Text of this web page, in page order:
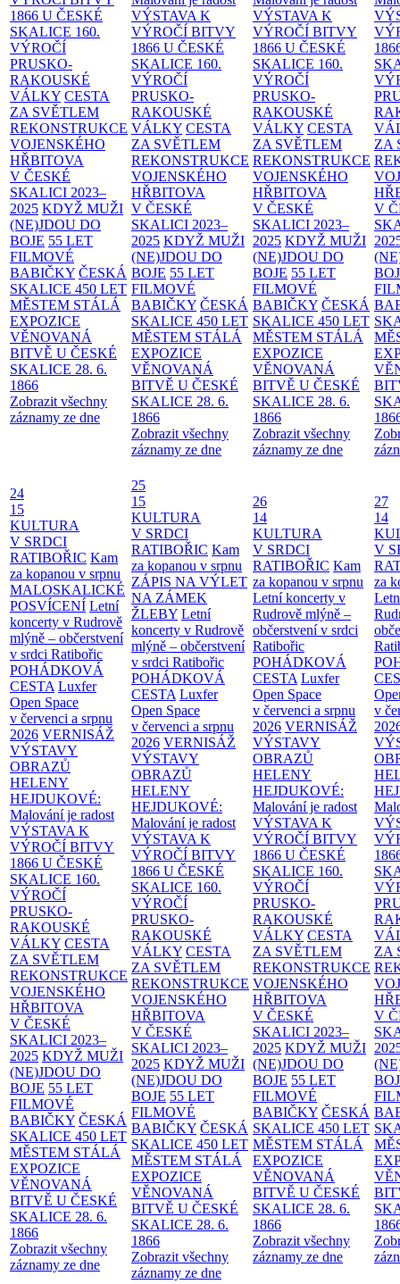
1866 U ČESKÉ
SKALICE 160.
VÝROČÍ
PRUSKO-
RAKOUSKÉ
VÁLKY CESTA
ZA SVĚTLEM
REKONSTRUKCE
VOJENSKÉHO
HŘBITOVA
V ČESKÉ
SKALICI 2023–
2025 KDYŽ MUŽI
(NE)JDOU DO
BOJE 55 LET
FILMOVÉ
BABIČKY ČESKÁ
SKALICE 450 LET
MĚSTEM STÁLÁ
EXPOZICE
VĚNOVANÁ
BITVĚ U ČESKÉ
SKALICE 28. 6.
1866
Zobrazit všechny
záznamy ze dne
VÝSTAVA K
VÝROČÍ BITVY
1866 U ČESKÉ
SKALICE 160.
VÝROČÍ
PRUSKO-
RAKOUSKÉ
VÁLKY CESTA
ZA SVĚTLEM
REKONSTRUKCE
VOJENSKÉHO
HŘBITOVA
V ČESKÉ
SKALICI 2023–
2025 KDYŽ MUŽI
(NE)JDOU DO
BOJE 55 LET
FILMOVÉ
BABIČKY ČESKÁ
SKALICE 450 LET
MĚSTEM STÁLÁ
EXPOZICE
VĚNOVANÁ
BITVĚ U ČESKÉ
SKALICE 28. 6.
1866
Zobrazit všechny
záznamy ze dne
VÝSTAVA K
VÝROČÍ BITVY
1866 U ČESKÉ
SKALICE 160.
VÝROČÍ
PRUSKO-
RAKOUSKÉ
VÁLKY CESTA
ZA SVĚTLEM
REKONSTRUKCE
VOJENSKÉHO
HŘBITOVA
V ČESKÉ
SKALICI 2023–
2025 KDYŽ MUŽI
(NE)JDOU DO
BOJE 55 LET
FILMOVÉ
BABIČKY ČESKÁ
SKALICE 450 LET
MĚSTEM STÁLÁ
EXPOZICE
VĚNOVANÁ
BITVĚ U ČESKÉ
SKALICE 28. 6.
1866
Zobrazit všechny
záznamy ze dne
ZA
V
24
15
KULTURA
V SRDCI
RATIBOŘIC Kam
za kopanou v srpnu
MALOSKALICKÉ
POSVÍCENÍ Letní
koncerty v Rudrově
mlýně – občerstvení
v srdci Ratibořic
POHÁDKOVÁ
CESTA Luxfer
Open Space
v červenci a srpnu
2026 VERNISÁŽ
VÝSTAVY
OBRAZŮ
HELENY
HEJDUKOVÉ:
Malování je radost
VÝSTAVA K
VÝROČÍ BITVY
1866 U ČESKÉ
SKALICE 160.
VÝROČÍ
PRUSKO-
RAKOUSKÉ
VÁLKY CESTA
ZA SVĚTLEM
REKONSTRUKCE
VOJENSKÉHO
HŘBITOVA
V ČESKÉ
SKALICI 2023–
2025 KDYŽ MUŽI
(NE)JDOU DO
BOJE 55 LET
FILMOVÉ
BABIČKY ČESKÁ
SKALICE 450 LET
MĚSTEM STÁLÁ
EXPOZICE
VĚNOVANÁ
BITVĚ U ČESKÉ
SKALICE 28. 6.
1866
Zobrazit všechny
záznamy ze dne
25
15
KULTURA
V SRDCI
RATIBOŘIC Kam
za kopanou v srpnu
ZÁPIS NA VÝLET
NA ZÁMEK
ŽLEBY Letní
koncerty v Rudrově
mlýně – občerstvení
v srdci Ratibořic
POHÁDKOVÁ
CESTA Luxfer
Open Space
v červenci a srpnu
2026 VERNISÁŽ
VÝSTAVY
OBRAZŮ
HELENY
HEJDUKOVÉ:
Malování je radost
VÝSTAVA K
VÝROČÍ BITVY
1866 U ČESKÉ
SKALICE 160.
VÝROČÍ
PRUSKO-
RAKOUSKÉ
VÁLKY CESTA
ZA SVĚTLEM
REKONSTRUKCE
VOJENSKÉHO
HŘBITOVA
V ČESKÉ
SKALICI 2023–
2025 KDYŽ MUŽI
(NE)JDOU DO
BOJE 55 LET
FILMOVÉ
BABIČKY ČESKÁ
SKALICE 450 LET
MĚSTEM STÁLÁ
EXPOZICE
VĚNOVANÁ
BITVĚ U ČESKÉ
SKALICE 28. 6.
1866
Zobrazit všechny
záznamy ze dne
26
14
KULTURA
V SRDCI
RATIBOŘIC Kam
za kopanou v srpnu
Letní koncerty v
Rudrově mlýně –
občerstvení v srdci
Ratibořic
POHÁDKOVÁ
CESTA Luxfer
Open Space
v červenci a srpnu
2026 VERNISÁŽ
VÝSTAVY
OBRAZŮ
HELENY
HEJDUKOVÉ:
Malování je radost
VÝSTAVA K
VÝROČÍ BITVY
1866 U ČESKÉ
SKALICE 160.
VÝROČÍ
PRUSKO-
RAKOUSKÉ
VÁLKY CESTA
ZA SVĚTLEM
REKONSTRUKCE
VOJENSKÉHO
HŘBITOVA
V ČESKÉ
SKALICI 2023–
2025 KDYŽ MUŽI
(NE)JDOU DO
BOJE 55 LET
FILMOVÉ
BABIČKY ČESKÁ
SKALICE 450 LET
MĚSTEM STÁLÁ
EXPOZICE
VĚNOVANÁ
BITVĚ U ČESKÉ
SKALICE 28. 6.
1866
Zobrazit všechny
záznamy ze dne
27
14
V
za
v
ZA
V